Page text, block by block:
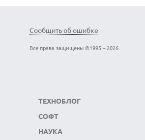
Сообщить об ошибке
Все права защищены ©1995 – 2026
ТЕХНОБЛОГ
СОФТ
НАУКА